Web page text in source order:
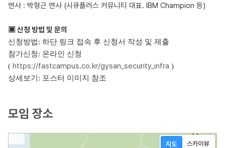
연사 : 박형근 연사 (시큐플러스 커뮤니티 대표. IBM Champion 등)
▣ 신청 방법 및 문의
신청방법: 하단 링크 접속 후 신청서 작성 및 제출
참가신청: 온라인 신청
( https://fastcampus.co.kr/gysan_security_infra )
상세보기: 포스터 이미지 참조
모임 장소